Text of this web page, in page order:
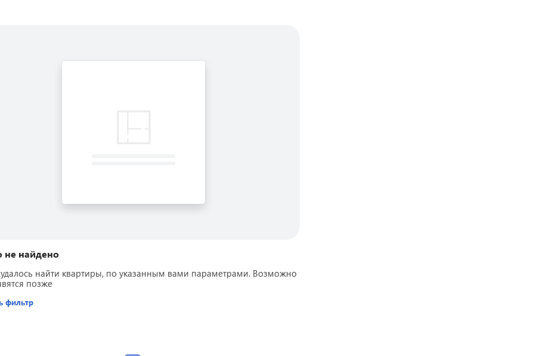
не найдено
найти квартиры, по указанным вами параметрами. Возможно
позже
фильтр